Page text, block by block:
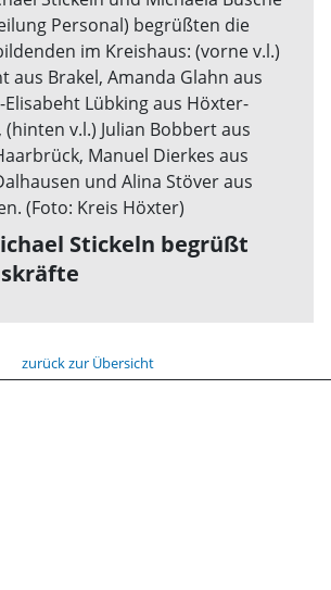
Stickeln begrüßt
zurück zur Übersicht